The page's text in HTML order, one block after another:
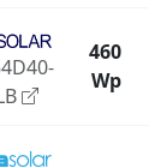
460
Wp